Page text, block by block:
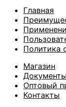
Главная
Политика
Магазин
Документы
Оптовый
Контакты